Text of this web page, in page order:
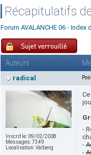
Récapitulatifs
Forum AVALANCHE 06 - Index
Auteurs
radical
Inscrit le: 09/02/2008
Messages:7349
Localisation:Valberg
-
-
-